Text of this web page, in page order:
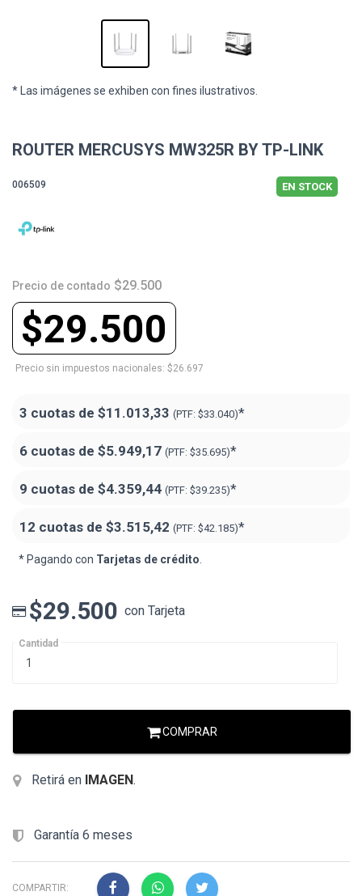
* Las imágenes se exhiben con fines ilustrativos.
ROUTER MERCUSYS MW325R BY TP-LINK
006509 EN STOCK
Precio de contado $29.500
$29.500
Precio sin impuestos nacionales: $26.697
3 cuotas de $11.013,33 (PTF: $33.040)*
6 cuotas de $5.949,17 (PTF: $35.695)*
9 cuotas de $4.359,44 (PTF: $39.235)*
12 cuotas de $3.515,42 (PTF: $42.185)*
* Pagando con Tarjetas de crédito
$29.500 con Tarjeta
Cantidad
COMPRAR
Retirá en IMAGEN.
Garantía 6 meses
COMPARTIR: